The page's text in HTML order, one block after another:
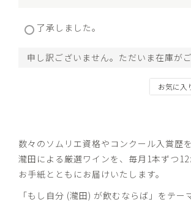
必
)
了承しました。
申し訳ございません。ただいま在庫がご
お気に入
数々のソムリエ資格やコンクール入賞歴
瀧田による厳選ワインを、毎月1本ずつ12
お手紙とともにお届けいたします。
「もし自分 (瀧田) が飲むならば」をテー